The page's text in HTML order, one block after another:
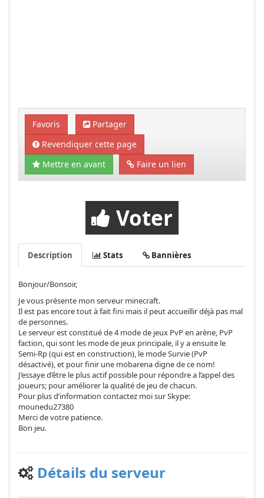
Favoris
Partager
Revendiquer cette page
Mettre en avant
Faire un lien
Voter
Description Stats Bannières
Bonjour/Bonsoir,
Je vous présente mon serveur minecraft.
Il est pas encore tout à fait fini mais il peut accueillir déjà pas mal
de personnes.
Le serveur est constitué de 4 mode de jeux PvP en arène, PvP
faction, qui sont les mode de jeux principale, il y a ensuite le
Semi-Rp (qui est en construction), le mode Survie (PvP
désactivé), et pour finir une mobarena digne de ce nom!
J’essaye d’être le plus actif possible pour répondre a l’appel des
joueurs; pour améliorer la qualité de jeu de chacun.
Pour plus d’information contactez moi sur Skype:
mounedu27380
Merci de votre patience.
Bon jeu.
Détails du serveur